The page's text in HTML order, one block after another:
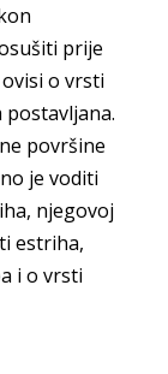
prije
o vrsti
površine
je voditi
njegovoj
estriha,
i o vrsti